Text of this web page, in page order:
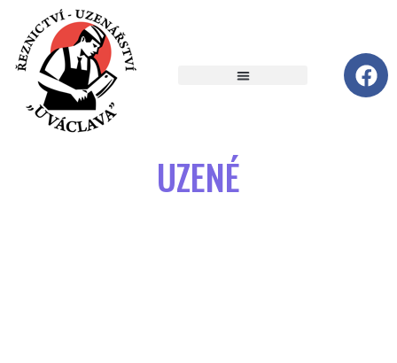
UZENÉ